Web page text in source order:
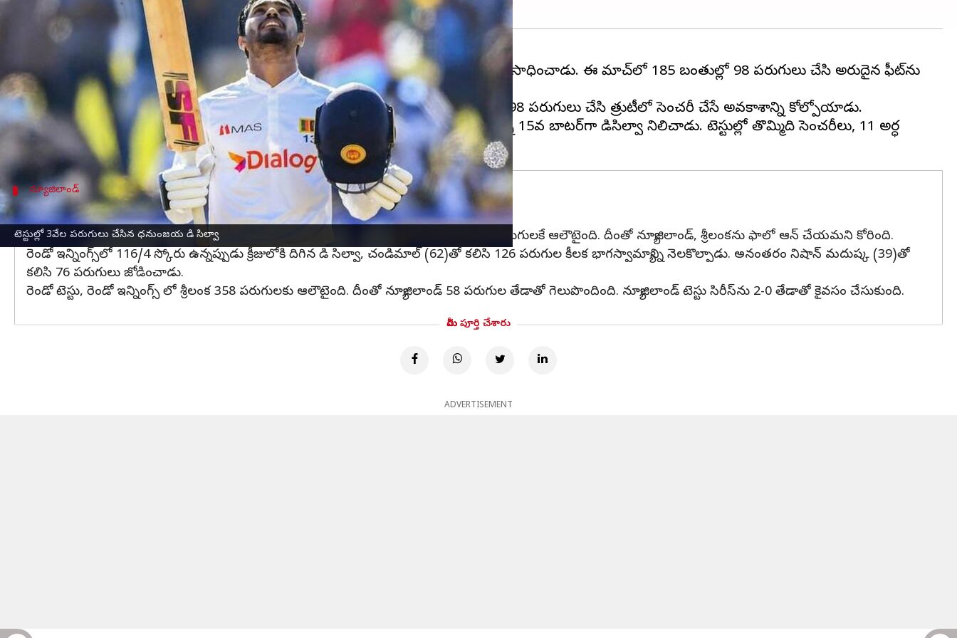
టెస్టుల్లో 3వేల పరుగులు చేసిన ధనుంజయ డి సిల్వా
Jayachandra Akuri Mar 20, 2023
ఈ వార్తాకథనం ఏంటి
న్యూజిలాండ్ ‌తో జరిగిన చివరి టెస్టులో శ్రీలంకఆటగాడు ధనంజయ డి సిల్వా అద్భుత ఘనత సాధించాడు. ఈ మ్యాచ్‌లో 185 బంతుల్లో 98 పరుగులు చేసి అరుదైన ఫీట్‌ను
సాధించాడు.
టెస్టు ఫార్మాట్లో 3,000 వేల పరుగులు చేసిన ఆటగాడిగా రికార్డు క్రియేట్ చేశాడు. ఈ మ్యాచ్‌లో 98 పరుగులు చేసి త్రుటీలో సెంచరీ చేసే అవకాశాన్ని కోల్పోయాడు.
డిసిల్వా తన 47వ టెస్టులో 3000 వేల పరుగులు చేశారు. టెస్టుల్లో ఈ మైలురాయిని చేరుకున్న 15వ బ్యాటర్‌గా డిసిల్వా నిలిచాడు. టెస్టుల్లో తొమ్మిది సెంచరీలు, 11 అర్ధ
న్యూజిలాండ్
టెస్టు సిరీస్‌ను కైవసం చేసుకున్న న్యూజిలాండ్
న్యూజిలాండ్ మొదటి ఇన్నింగ్స్‌లో 580/4 స్కోరు చేసి డిక్లేర్ చేసింది. శ్రీలంక తొలి ఇన్నింగ్స్‌లో 164 పరుగులకే ఆలౌటైంది. దీంతో న్యూజిలాండ్, శ్రీలంకను ఫాలో ఆన్ చేయమని కోరింది.
రెండో ఇన్నింగ్స్‌లో 116/4 స్కోరు ఉన్నప్పుడు క్రీజులోకి దిగిన డి సిల్వా, చండిమాల్ (62)తో కలిసి 126 పరుగుల కీలక భాగస్వామ్యాన్ని నెలకొల్పాడు. అనంతరం నిషాన్ మదుష్క (39)తో
కలిసి 76 పరుగులు జోడించాడు.
రెండో టెస్టు, రెండో ఇన్నింగ్స్ లో శ్రీలంక 358 పరుగులకు ఆలౌటైంది. దీంతో న్యూజిలాండ్ 58 పరుగుల తేడాతో గెలుపొందింది. న్యూజిలాండ్ టెస్టు సిరీస్‌ను 2-0 తేడాతో కైవసం చేసుకుంది.
మీరు పూర్తి చేశారు
ADVERTISEMENT